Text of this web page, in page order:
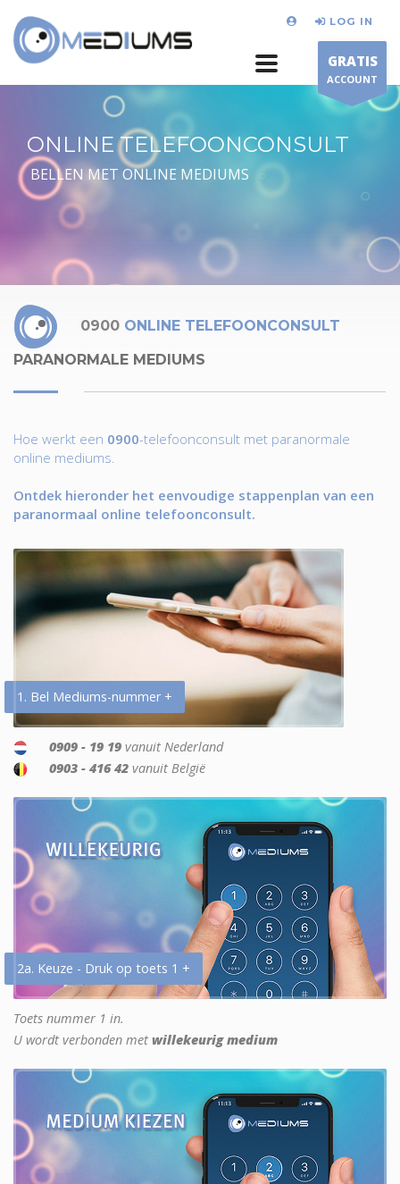
LOG IN
GRATIS
ACCOUNT
ONLINE TELEFOONCONSULT
BELLEN MET ONLINE MEDIUMS
0900 ONLINE TELEFOONCONSULT
PARANORMALE MEDIUMS
Hoe werkt een 0900-telefoonconsult met paranormale
online mediums.
Ontdek hieronder het eenvoudige stappenplan van een
paranormaal online telefoonconsult.
1. Bel Mediums-nummer +
0909 - 19 19 vanuit Nederland
0903 - 416 42 vanuit België
2a. Keuze - Druk op toets 1 +
Toets nummer 1 in.
U wordt verbonden met willekeurig medium